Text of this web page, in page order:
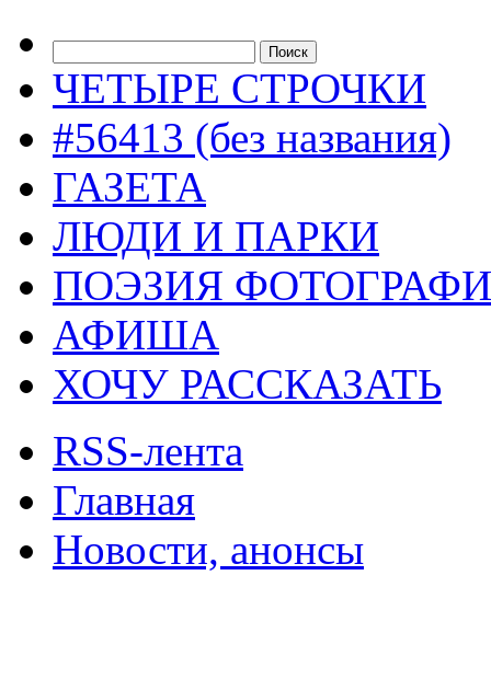
ЧЕТЫРЕ СТРОЧКИ
#56413 (без названия)
ГАЗЕТА
ЛЮДИ И ПАРКИ
ПОЭЗИЯ
АФИША
ХОЧУ РАССКАЗАТЬ
RSS-лента
Главная
Новости, анонсы